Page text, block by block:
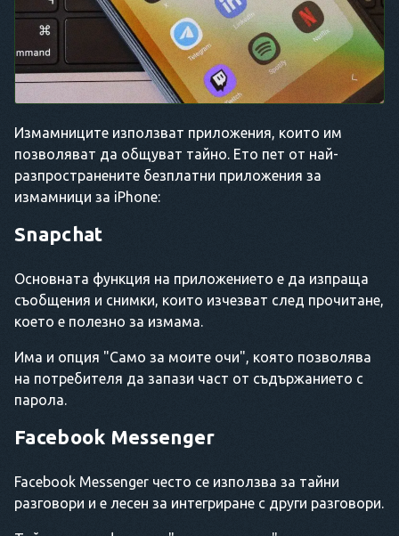
Измамниците използват приложения, които им
позволяват да общуват тайно. Ето пет от най-
разпространените безплатни приложения за
измамници за iPhone:
Snapchat
Основната функция на приложението е да изпраща
съобщения и снимки, които изчезват след прочитане,
което е полезно за измама.
Има и опция "Само за моите очи", която позволява
на потребителя да запази част от съдържанието с
парола.
Facebook Messenger
Facebook Messenger често се използва за тайни
разговори и е лесен за интегриране с други разговори.